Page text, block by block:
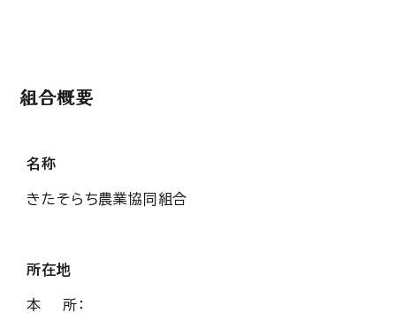
組合概要
名称
きたそらち農業協同組合
所在地
本 所：